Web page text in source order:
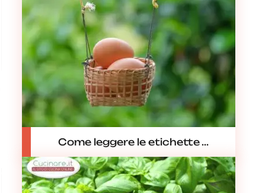
Come leggere le etichette ...